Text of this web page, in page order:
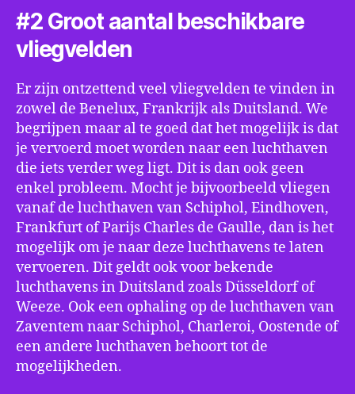
#2 Groot aantal beschikbare
vliegvelden
Er zijn ontzettend veel vliegvelden te vinden in
zowel de Benelux, Frankrijk als Duitsland. We
begrijpen maar al te goed dat het mogelijk is dat
je vervoerd moet worden naar een luchthaven
die iets verder weg ligt. Dit is dan ook geen
enkel probleem. Mocht je bijvoorbeeld vliegen
vanaf de luchthaven van Schiphol, Eindhoven,
Frankfurt of Parijs Charles de Gaulle, dan is het
mogelijk om je naar deze luchthavens te laten
vervoeren. Dit geldt ook voor bekende
luchthavens in Duitsland zoals Düsseldorf of
Weeze. Ook een ophaling op de luchthaven van
Zaventem naar Schiphol, Charleroi, Oostende of
een andere luchthaven behoort tot de
mogelijkheden.